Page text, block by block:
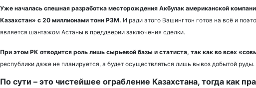
Уже началась спешная разработка месторождения Акбулак американской
Казахстан» с 20 миллионами тонн РЗМ. И ради этого Вашингтон готов на всё и
является шантажом Астаны в преддверии заключения сделки.
При этом РК отводится роль лишь сырьевой базы и статиста, так как во всех
республики даже не планируется, а будет осуществляться лишь вывоз добытой
По сути – это чистейшее ограбление Казахстана, тогда как